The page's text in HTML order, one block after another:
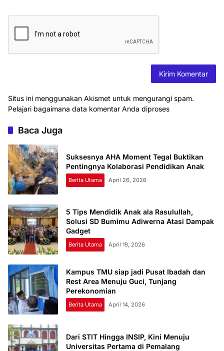
Situs ini menggunakan Akismet untuk mengurangi spam.
Pelajari bagaimana data komentar Anda diproses
Baca Juga
Suksesnya AHA Moment Tegal Buktikan
Pentingnya Kolaborasi Pendidikan Anak
Berita Utama April 26, 2026
5 Tips Mendidik Anak ala Rasulullah,
Solusi SD Bumimu Adiwerna Atasi Dampak
Gadget
Berita Utama April 19, 2026
Kampus TMU siap jadi Pusat Ibadah dan
Rest Area Menuju Guci, Tunjang
Perekonomian
Berita Utama April 14, 2026
Dari STIT Hingga INSIP, Kini Menuju
Universitas Pertama di Pemalang